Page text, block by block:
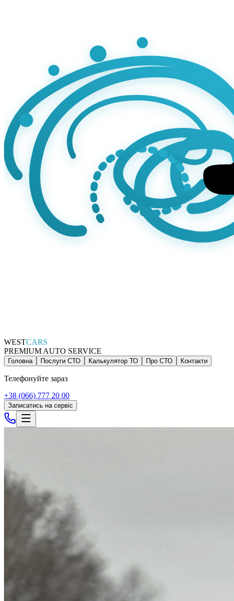
WESTCARS
PREMIUM AUTO SERVICE
Головна Послуги СТО Калькулятор ТО Про СТО Контакти
Телефонуйте зараз
+38 (066) 777 20 00
Записатись на сервіс